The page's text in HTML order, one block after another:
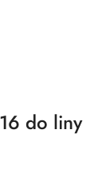
do liny